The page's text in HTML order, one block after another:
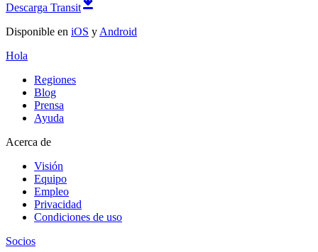
Descarga Transit
Disponible en iOS y Android
Hola
Regiones
Blog
Prensa
Ayuda
Acerca de
Visión
Equipo
Empleo
Privacidad
Condiciones de uso
Socios